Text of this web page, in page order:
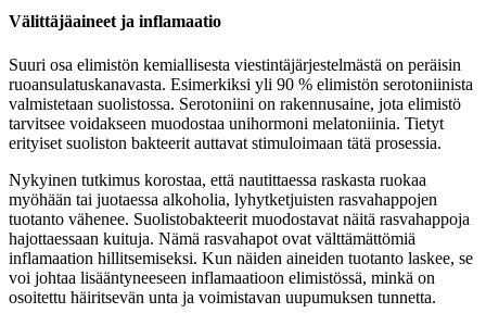
Välittäjäaineet ja inflamaatio
Suuri osa elimistön kemiallisesta viestintäjärjestelmästä on peräisin
ruoansulatuskanavasta. Esimerkiksi yli 90 % elimistön serotoniinista
valmistetaan suolistossa. Serotoniini on rakennusaine, jota elimistö
tarvitsee voidakseen muodostaa unihormoni melatoniinia. Tietyt
erityiset suoliston bakteerit auttavat stimuloimaan tätä prosessia.
Nykyinen tutkimus korostaa, että nautittaessa raskasta ruokaa
myöhään tai juotaessa alkoholia, lyhytketjuisten rasvahappojen
tuotanto vähenee. Suolistobakteerit muodostavat näitä rasvahappoja
hajottaessaan kuituja. Nämä rasvahapot ovat välttämättömiä
inflamaation hillitsemiseksi. Kun näiden aineiden tuotanto laskee, se
voi johtaa lisääntyneeseen inflamaatioon elimistössä, minkä on
osoitettu häiritsevän unta ja voimistavan uupumuksen tunnetta.